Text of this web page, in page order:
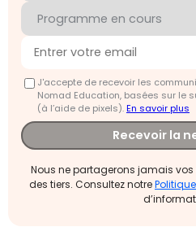
J'accepte de recevoir les
Nomad Education, basées sur le
(à l’aide de pixels).En savoir plus
Recevoir la
Nous ne partagerons jamais
des tiers. Consultez notre